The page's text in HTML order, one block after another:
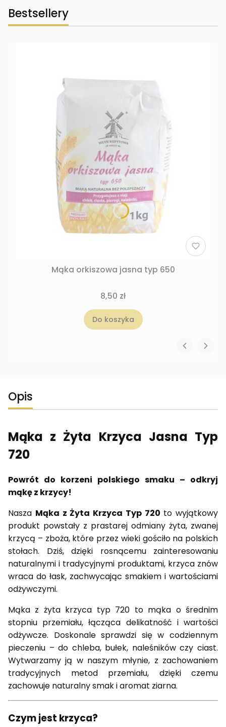
Bestsellery
Mąka orkiszowa jasna typ 650
8,50 zł
Do koszyka
Opis
Mąka z Żyta Krzyca Jasna Typ
720
Powrót do korzeni polskiego smaku – odkryj
mąkę z krzycy!
Nasza Mąka z Żyta Krzyca Typ 720 to wyjątkowy
produkt powstały z prastarej odmiany żyta, zwanej
krzycą – zboża, które przez wieki gościło na polskich
stołach. Dziś, dzięki rosnącemu zainteresowaniu
naturalnymi i tradycyjnymi produktami, krzyca znów
wraca do łask, zachwycając smakiem i wartościami
odżywczymi.
Mąka z żyta krzyca typ 720 to mąka o średnim
stopniu przemiału, łącząca delikatność i wartości
odżywcze. Doskonale sprawdzi się w codziennym
pieczeniu – do chleba, bułek, naleśników czy ciast.
Wytwarzamy ją w naszym młynie, z zachowaniem
tradycyjnych metod przemiału, dzięki czemu
zachowuje naturalny smak i aromat ziarna.
Czym jest krzyca?